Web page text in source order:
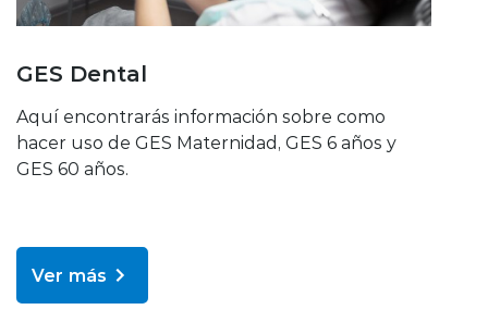
GES Dental
Aquí encontrarás información sobre como
hacer uso de GES Maternidad, GES 6 años y
GES 60 años.
Ver más